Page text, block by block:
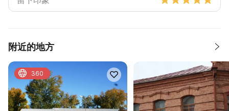
附近的地方
360